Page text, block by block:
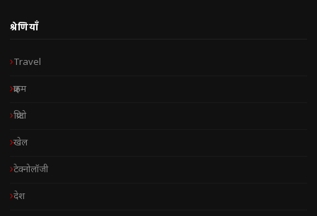
श्रेणियाँ
Travel
क्राइम
क्रिप्टो
खेल
टेक्नोलॉजी
देश